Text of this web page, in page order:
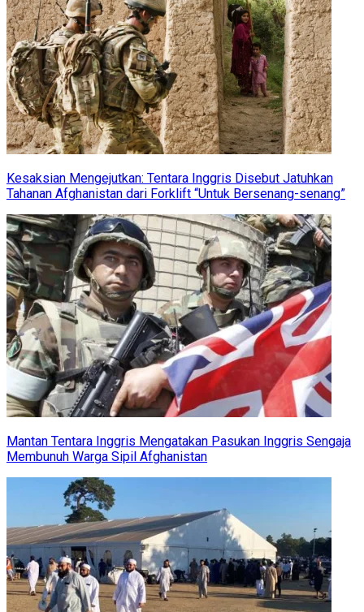
Kesaksian Mengejutkan: Tentara Inggris Disebut Jatuhkan
Tahanan Afghanistan dari Forklift “Untuk Bersenang-senang”
Mantan Tentara Inggris Mengatakan Pasukan Inggris Sengaja
Membunuh Warga Sipil Afghanistan